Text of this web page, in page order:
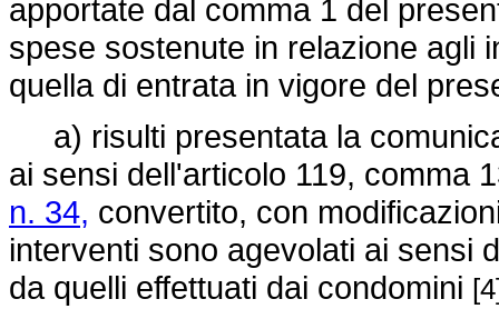
apportate dal comma 1 del
spese sostenute in relazione agli
quella di entrata in vigore del
a) risulti presentata la
ai sensi dell'articolo 119, comma
n. 34, convertito, con
interventi sono agevolati ai sensi
da quelli effettuati dai condomini